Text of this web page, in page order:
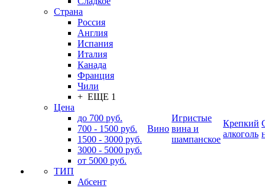
Страна
Россия
Англия
Испания
Италия
Канада
Франция
Чили
+ ЕЩЕ 1
Цена
до 700 руб.
700 - 1500 руб.
1500 - 3000 руб.
3000 - 5000 руб.
от 5000 руб.
ТИП
Абсент
Вино
Игристые
вина и
шампанское
Крепкий
алкоголь